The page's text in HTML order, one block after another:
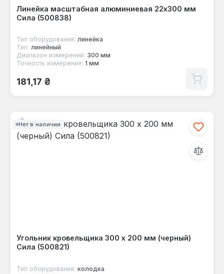
Линейка масштабная алюминиевая 22х300 мм
Сила (500838)
Тип оборудования: линейка
Тип: линейный
Диапазон измерений: 300 мм
Точность измерения: 1 мм
Обычная цена:
181,17 ₴
Нет в наличии
Угольник кровельщика 300 х 200 мм (черный)
Сила (500821)
Тип оборудования: колодка